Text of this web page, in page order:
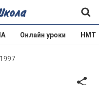
Онлайн уроки НМТ